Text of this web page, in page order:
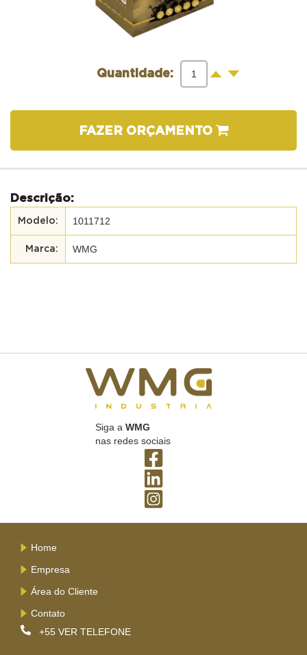
Quantidade: + -
FAZER ORÇAMENTO
Descrição:
1011712
WMG
Siga a WMG
nas redes sociais
Home
Empresa
Área do Cliente
Contato
+55 VER TELEFONE